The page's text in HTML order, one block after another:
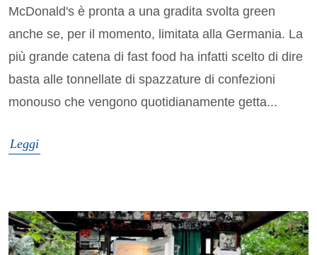
McDonald's è pronta a una gradita svolta green
anche se, per il momento, limitata alla Germania. La
più grande catena di fast food ha infatti scelto di dire
basta alle tonnellate di spazzature di confezioni
monouso che vengono quotidianamente getta...
Leggi